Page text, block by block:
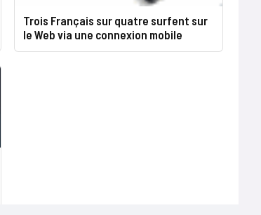
Trois Français sur quatre surfent sur
le Web via une connexion mobile